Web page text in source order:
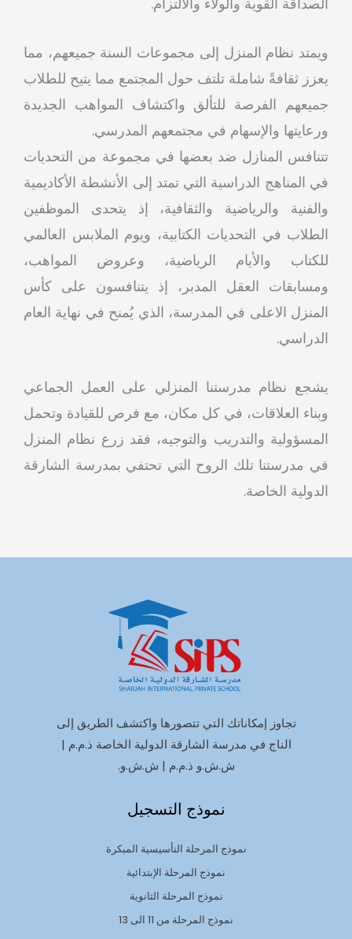
ويمتد نظام المنزل إلى مجموعات السنة جميعهم، مما
يعزز ثقافةً شاملة تلتف حول المجتمع مما يتيح للطلاب
جميعهم الفرصة للتألق واكتشاف المواهب الجديدة
ورعايتها والإسهام في مجتمعهم المدرسي.
تتنافس المنازل ضد بعضها في مجموعة من التحديات
في المناهج الدراسية التي تمتد إلى الأنشطة الأكاديمية
والفنية والرياضية والثقافية، إذ يتحدى الموظفين
الطلاب في التحديات الكتابية، ويوم الملابس العالمي
للكتاب والأيام الرياضية، وعروض المواهب،
ومسابقات العقل المدبر، إذ يتنافسون على كأس
المنزل الاعلى في المدرسة، الذي يُمنح في نهاية العام
الدراسي.
يشجع نظام مدرستنا المنزلي على العمل الجماعي
وبناء العلاقات، في كل مكان، مع فرص للقيادة وتحمل
المسؤولية والتدريب والتوجيه، فقد زرع نظام المنزل
في مدرستنا تلك الروح التي تحتفي بمدرسة الشارقة
الدولية الخاصة.
تجاوز إمكاناتك التي تتصورها واكتشف الطريق إلى
الناج في مدرسة الشارقة الدولية الخاصة ذ.م.م |
ش.ش.و ذ.م.م | ش.ش.و.
نموذج التسجيل
نموذج المرحلة التأسيسية المبكرة
نموذج المرحلة الإبتدائية
نموذج المرحلة الثانوية
نموذج المرحلة من 11 الى 13